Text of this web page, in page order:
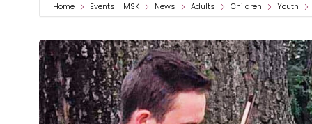
Home Events - MSK News Adults Children Youth